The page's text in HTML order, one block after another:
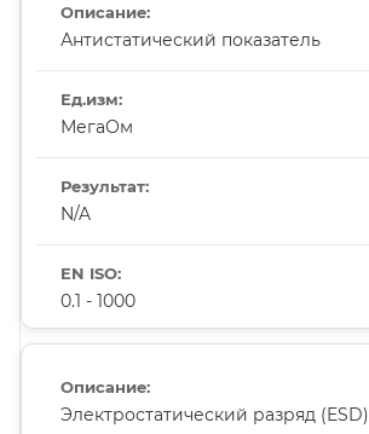
Антистатический показатель
МегаОм
N/A
0.1 - 1000
Электростатический разряд (ESD)